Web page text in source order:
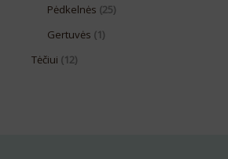
Pėdkelnės (25)
Gertuvės (1)
Tėčiui (12)